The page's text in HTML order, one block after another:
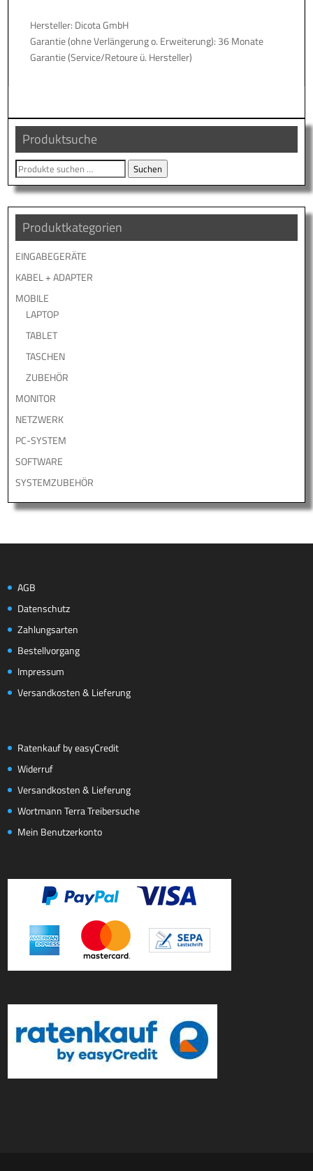
Hersteller: Dicota GmbH
Garantie (ohne Verlängerung o. Erweiterung): 36 Monate
Garantie (Service/Retoure ü. Hersteller)
Produktsuche
Suche
nach:
Suchen
Produktkategorien
EINGABEGERÄTE
KABEL + ADAPTER
MOBILE
LAPTOP
TABLET
TASCHEN
ZUBEHÖR
MONITOR
NETZWERK
PC-SYSTEM
SOFTWARE
SYSTEMZUBEHÖR
AGB
Datenschutz
Zahlungsarten
Bestellvorgang
Impressum
Versandkosten & Lieferung
Ratenkauf by easyCredit
Widerruf
Versandkosten & Lieferung
Wortmann Terra Treibersuche
Mein Benutzerkonto